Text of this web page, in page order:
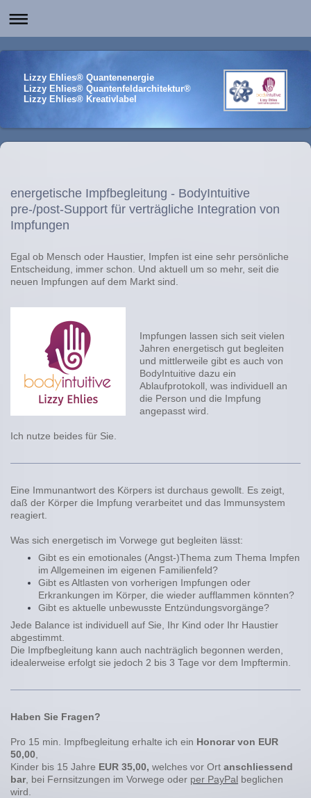
Lizzy Ehlies® Quantenenergie
Lizzy Ehlies® Quantenfeldarchitektur®
Lizzy Ehlies® Kreativlabel
energetische Impfbegleitung - BodyIntuitive
pre-/post-Support für verträgliche Integration von
Impfungen
Egal ob Mensch oder Haustier, Impfen ist eine sehr persönliche
Entscheidung, immer schon. Und aktuell um so mehr, seit die
neuen Impfungen auf dem Markt sind.
Impfungen lassen sich seit vielen
Jahren energetisch gut begleiten
und mittlerweile gibt es auch von
BodyIntuitive dazu ein
Ablaufprotokoll, was individuell an
die Person und die Impfung
angepasst wird.
Ich nutze beides für Sie.
Eine Immunantwort des Körpers ist durchaus gewollt. Es zeigt,
daß der Körper die Impfung verarbeitet und das Immunsystem
reagiert.
Was sich energetisch im Vorwege gut begleiten lässt:
Gibt es ein emotionales (Angst-)Thema zum Thema Impfen
im Allgemeinen im eigenen Familienfeld?
Gibt es Altlasten von vorherigen Impfungen oder
Erkrankungen im Körper, die wieder aufflammen könnten?
Gibt es aktuelle unbewusste Entzündungsvorgänge?
Jede Balance ist individuell auf Sie, Ihr Kind oder Ihr Haustier
abgestimmt.
Die Impfbegleitung kann auch nachträglich begonnen werden,
idealerweise erfolgt sie jedoch 2 bis 3 Tage vor dem Impftermin.
Haben Sie Fragen?
Pro 15 min. Impfbegleitung erhalte ich ein Honorar von EUR
50,00
Kinder bis 15 Jahre EUR 35,00, welches vor Ort anschliessend
bar, bei Fernsitzungen im Vorwege oder per PayPal beglichen
wird.